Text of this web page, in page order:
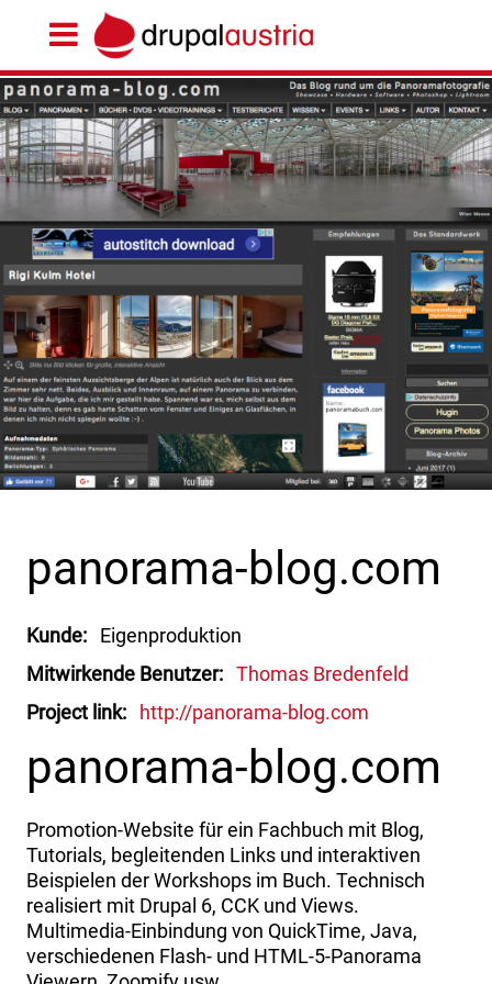
panorama-blog.com
Kunde
Eigenproduktion
Mitwirkende Benutzer
Thomas Bredenfeld
Project link
http://panorama-blog.com
panorama-blog.com
Promotion-Website für ein Fachbuch mit Blog,
Tutorials, begleitenden Links und interaktiven
Beispielen der Workshops im Buch. Technisch
realisiert mit Drupal 6, CCK und Views.
Multimedia-Einbindung von QuickTime, Java,
verschiedenen Flash- und HTML-5-Panorama